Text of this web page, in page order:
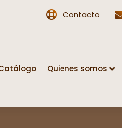
Contacto
Quienes somos